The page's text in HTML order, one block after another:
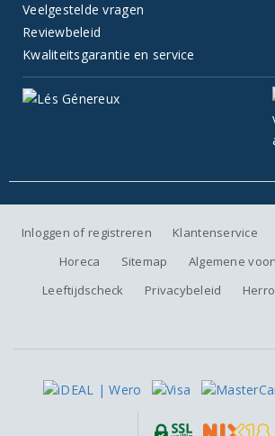
Veelgestelde vragen
Reviewbeleid
Kwaliteitsgarantie en service
Inloggen of registreren Klantenservice
Horeca
Sitemap
Algemene
Leeftijdscheck
Privacybeleid